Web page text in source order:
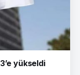
yükseldi